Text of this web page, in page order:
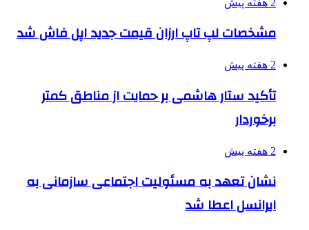
مشخصات لپ تاپ ارزان قیمت جدید اپل فاش شد
2 هفته پیش
تأکید ستار هاشمی بر حمایت از مناطق کمتر
برخوردار
2 هفته پیش
نشان تعهد به مسئولیت اجتماعی سازمانی به
ایرانسل اعطا شد